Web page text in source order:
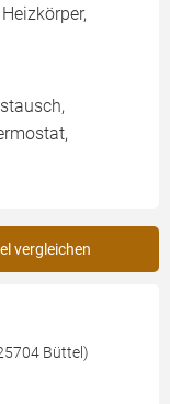
vergleichen
Büttel)